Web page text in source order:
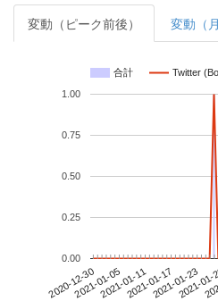
変動（ピーク前後） 変動（
合計 Twitter
2020-12-302021-01-052021-01-112021-01-172021-01-23
2021-
0.00
0.25
0.50
0.75
1.00